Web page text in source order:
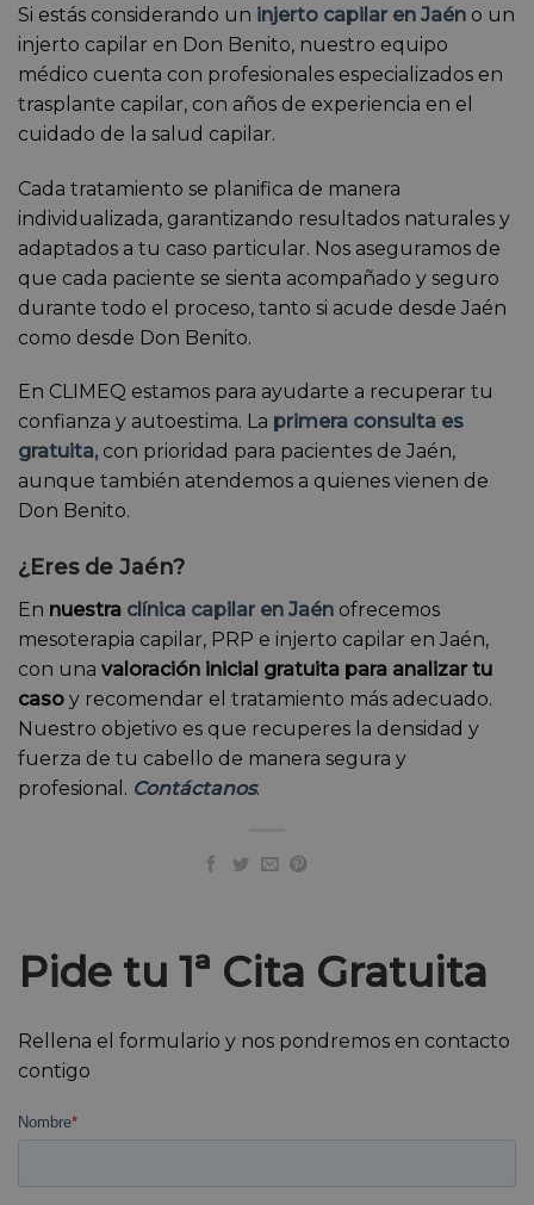
Si estás considerando un injerto capilar en Jaén o un
injerto capilar en Don Benito, nuestro equipo
médico cuenta con profesionales especializados en
trasplante capilar, con años de experiencia en el
cuidado de la salud capilar.
Cada tratamiento se planifica de manera
individualizada, garantizando resultados naturales y
adaptados a tu caso particular. Nos aseguramos de
que cada paciente se sienta acompañado y seguro
durante todo el proceso, tanto si acude desde Jaén
como desde Don Benito.
En CLIMEQ estamos para ayudarte a recuperar tu
confianza y autoestima. La primera consulta es
gratuita, con prioridad para pacientes de Jaén,
aunque también atendemos a quienes vienen de
Don Benito.
¿Eres de Jaén?
En nuestra clínica capilar en Jaén ofrecemos
mesoterapia capilar, PRP e injerto capilar en Jaén,
con una valoración inicial gratuita para analizar tu
caso y recomendar el tratamiento más adecuado.
Nuestro objetivo es que recuperes la densidad y
fuerza de tu cabello de manera segura y
profesional. Contáctanos.
Pide tu 1ª Cita Gratuita
Rellena el formulario y nos pondremos en contacto
contigo